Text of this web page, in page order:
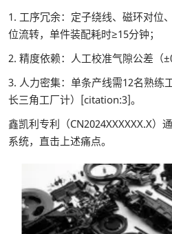
1. 工序冗余：定子绕线、磁环对位
位流转，单件装配耗时≥15分钟；
2. 精度依赖：人工校准气隙公差（
3. 人力密集：单条产线需12名熟练
长三角工厂计）[citation:3]。
鑫凯利专利（CN2024XXXXXX.X）
系统，直击上述痛点。